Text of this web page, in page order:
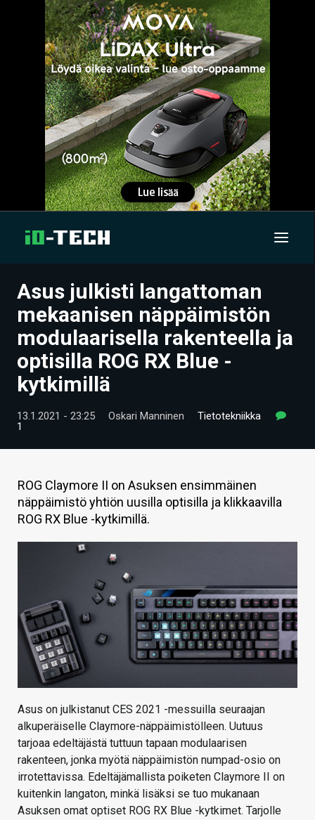
UUTISET
ARTIKKELIT
VIDEOT
TECHBBS
TIETOA
HINTA.FI
KAUPPA
VAIHDA TEEMA
Asus julkisti langattoman
mekaanisen näppäimistön
modulaarisella rakenteella ja
optisilla ROG RX Blue -
kytkimillä
13.1.2021 - 23:25 Oskari Manninen
Tietotekniikka
1
ROG Claymore II on Asuksen ensimmäinen
näppäimistö yhtiön uusilla optisilla ja klikkaavilla
ROG RX Blue -kytkimillä.
Asus on julkistanut CES 2021 -messuilla seuraajan
alkuperäiselle Claymore-näppäimistölleen. Uutuus
tarjoaa edeltäjästä tuttuun tapaan modulaarisen
rakenteen, jonka myötä näppäimistön numpad-osio on
irrotettavissa. Edeltäjämallista poiketen Claymore II on
kuitenkin langaton, minkä lisäksi se tuo mukanaan
Asuksen omat optiset ROG RX Blue -kytkimet. Tarjolle